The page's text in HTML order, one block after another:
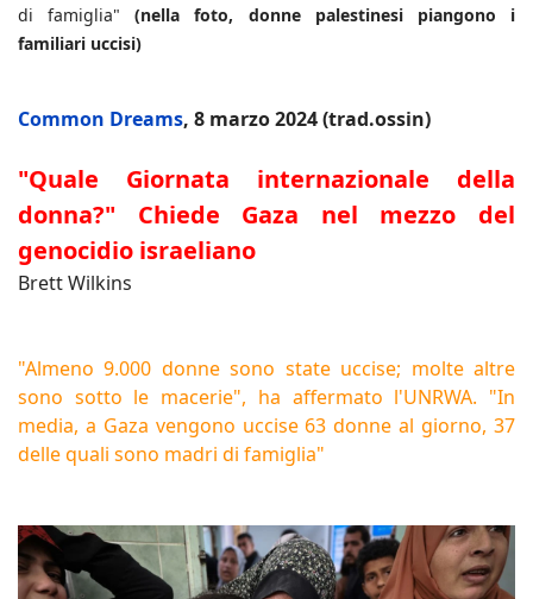
di famiglia"(nella foto, donne palestinesi piangono i
familiari uccisi)
Common Dreams, 8 marzo 2024 (trad.ossin)
"Quale Giornata internazionale della
donna?" Chiede Gaza nel mezzo del
genocidio israeliano
Brett Wilkins
"Almeno 9.000 donne sono state uccise; molte altre
sono sotto le macerie", ha affermato l'UNRWA. "In
media, a Gaza vengono uccise 63 donne al giorno, 37
delle quali sono madri di famiglia"